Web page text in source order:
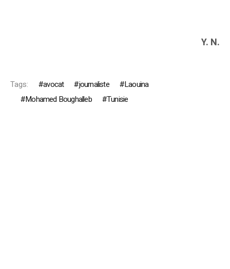
Y. N.
Tags: avocat journaliste
Laouina
Mohamed Boughalleb
Tunisie